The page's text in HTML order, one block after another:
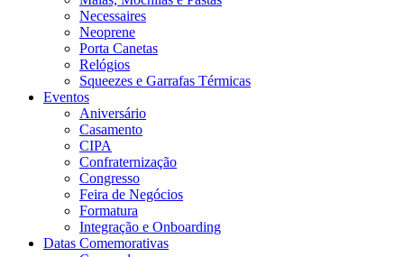
Necessaires
Neoprene
Porta Canetas
Relógios
Squeezes e Garrafas Térmicas
Eventos
Aniversário
Casamento
CIPA
Confraternização
Congresso
Feira de Negócios
Formatura
Integração e Onboarding
Datas Comemorativas